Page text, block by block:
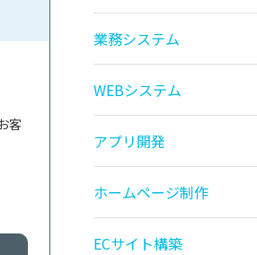
客
業務システム
WEBシステム
アプリ開発
ホームページ制作
ECサイト構築